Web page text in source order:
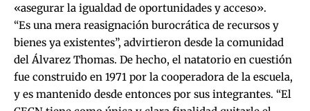
«asegurar la igualdad de oportunidades y acceso».
“Es una mera reasignación burocrática de recursos y
bienes ya existentes”, advirtieron desde la comunidad
del Álvarez Thomas. De hecho, el natatorio en cuestión
fue construido en 1971 por la cooperadora de la escuela,
y es mantenido desde entonces por sus integrantes. “El